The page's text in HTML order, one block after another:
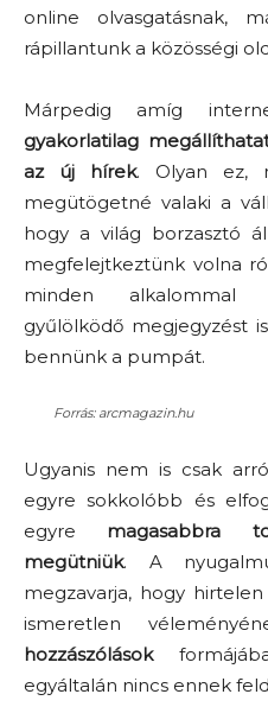
online olvasgatásnak,
rápillantunk a közösségi
Márpedig amíg
gyakorlatilag
az új hírek. Olyan ez,
megütögetné valaki a
hogy a világ borzasztó
megfelejtkeztünk volna
minden alkalommal
gyűlölködő megjegyzést
bennünk a pumpát.
Forrás: arcmagazin.hu
Ugyanis nem is csak
egyre sokkolóbb és
egyre magasabbra
megütniük. A
megzavarja, hogy
ismeretlen
hozzászólások
egyáltalán nincs ennek